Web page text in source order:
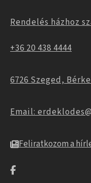
Rendelés házhoz
+36 20 438 4444
6726 Szeged,
Email:
Feliratkozom a